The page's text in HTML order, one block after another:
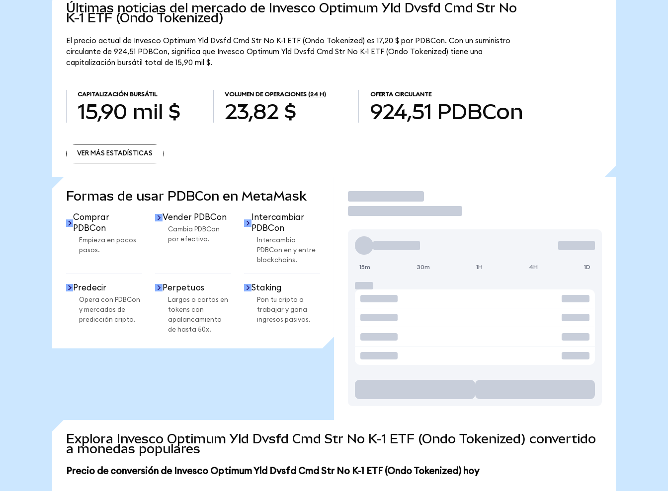
Últimas noticias del mercado de Invesco Optimum Yld Dvsfd Cmd Str No
K-1 ETF (Ondo Tokenized)
El precio actual de Invesco Optimum Yld Dvsfd Cmd Str No K-1 ETF (Ondo Tokenized) es 17,20 $ por PDBCon. Con un suministro
circulante de 924,51 PDBCon, significa que Invesco Optimum Yld Dvsfd Cmd Str No K-1 ETF (Ondo Tokenized) tiene una
capitalización bursátil total de 15,90 mil $.
CAPITALIZACIÓN BURSÁTIL
15,90 mil $
VOLUMEN DE OPERACIONES (24 H)
23,82 $
OFERTA CIRCULANTE
924,51 PDBCon
VER MÁS ESTADÍSTICAS
Formas de usar PDBCon en MetaMask
Comprar
PDBCon
Empieza en pocos
pasos.
Vender PDBCon
Cambia PDBCon
por efectivo.
Intercambiar
PDBCon
Intercambia
PDBCon en y entre
blockchains.
Predecir
Opera con PDBCon
y mercados de
predicción cripto.
Perpetuos
Largos o cortos en
tokens con
apalancamiento
de hasta 50x.
Staking
Pon tu cripto a
trabajar y gana
ingresos pasivos.
Operar
15m 30m 1H 4H 1D
Explora Invesco Optimum Yld Dvsfd Cmd Str No K-1 ETF (Ondo Tokenized) convertido
a monedas populares
Precio de conversión de Invesco Optimum Yld Dvsfd Cmd Str No K-1 ETF (Ondo Tokenized) hoy